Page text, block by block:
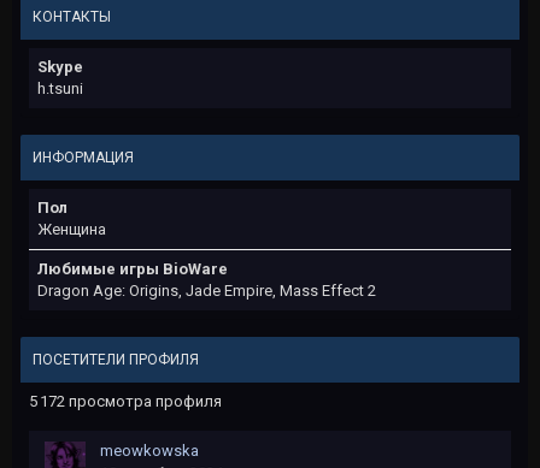
КОНТАКТЫ
Skype
h.tsuni
ИНФОРМАЦИЯ
Пол
Женщина
Любимые игры BioWare
Dragon Age: Origins, Jade Empire, Mass Effect 2
ПОСЕТИТЕЛИ ПРОФИЛЯ
5 172 просмотра профиля
meowkowska